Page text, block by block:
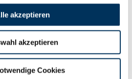
akzeptieren
akzeptieren
Cookies
mehr über die Firma und
Hier finden Sie
Produkte der LiBrick ESS
.